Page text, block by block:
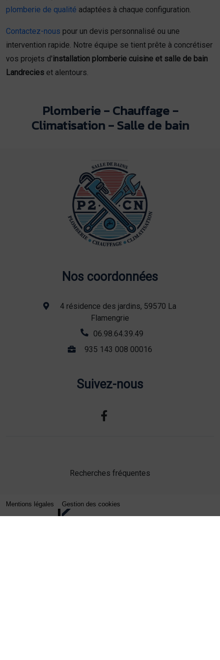
plomberie de qualité adaptées à chaque configuration.
Contactez-nous pour un devis personnalisé ou une
intervention rapide. Notre équipe se tient prête à concrétiser
vos projets d'installation plomberie cuisine et salle de bain
Landrecies et alentours.
Plomberie - Chauffage -
Climatisation - Salle de bain
Nos coordonnées
4 résidence des jardins, 59570 La
Flamengrie
06.98.64.39.49
935 143 008 00016
Suivez-nous
Recherches fréquentes
Mentions légales Gestion des cookies